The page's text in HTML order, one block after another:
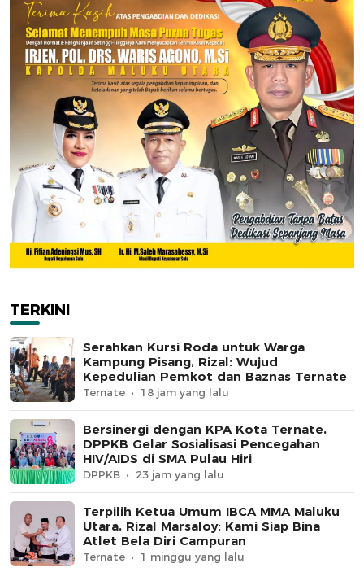
TERKINI
Serahkan Kursi Roda untuk Warga
Kampung Pisang, Rizal: Wujud
Kepedulian Pemkot dan Baznas Ternate
Ternate 18 jam yang lalu
Bersinergi dengan KPA Kota Ternate,
DPPKB Gelar Sosialisasi Pencegahan
HIV/AIDS di SMA Pulau Hiri
DPPKB 23 jam yang lalu
Terpilih Ketua Umum IBCA MMA Maluku
Utara, Rizal Marsaloy: Kami Siap Bina
Atlet Bela Diri Campuran
Ternate 1 minggu yang lalu